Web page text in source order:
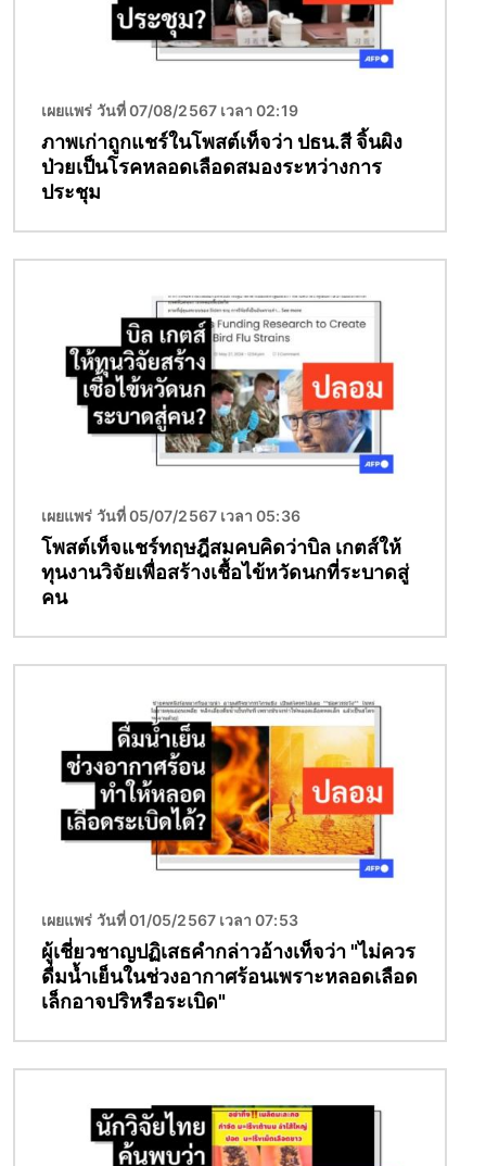
เผยแพร่ วันที่ 07/08/2567 เวลา 02:19
ภาพเก่าถูกแชร์ในโพสต์เท็จว่า ปธน.สี จิ้นผิง
ป่วยเป็นโรคหลอดเลือดสมองระหว่างการ
ประชุม
เผยแพร่ วันที่ 05/07/2567 เวลา 05:36
โพสต์เท็จแชร์ทฤษฎีสมคบคิดว่าบิล เกตส์ให้
ทุนงานวิจัยเพื่อสร้างเชื้อไข้หวัดนกที่ระบาดสู่
คน
เผยแพร่ วันที่ 01/05/2567 เวลา 07:53
ผู้เชี่ยวชาญปฏิเสธคำกล่าวอ้างเท็จว่า "ไม่ควร
ดื่มน้ำเย็นในช่วงอากาศร้อนเพราะหลอดเลือด
เล็กอาจปริหรือระเบิด"